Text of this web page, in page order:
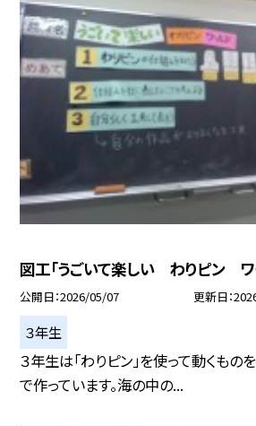
図工「うごいて楽しい わりピン ワー
公開日 2026/05/07 更新日
３年生
３年生は「わりピン」を使って動くもの
で作っています。海の中の...